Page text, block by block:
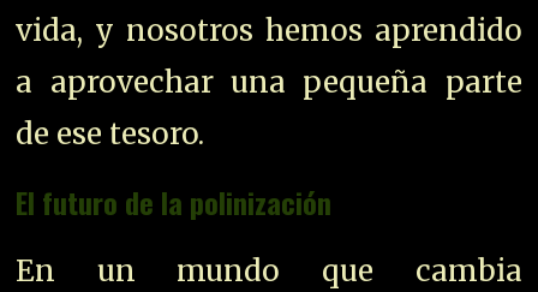
vida, y nosotros hemos aprendido
a aprovechar una pequeña parte
de ese tesoro.
El futuro de la polinización
En un mundo que cambia